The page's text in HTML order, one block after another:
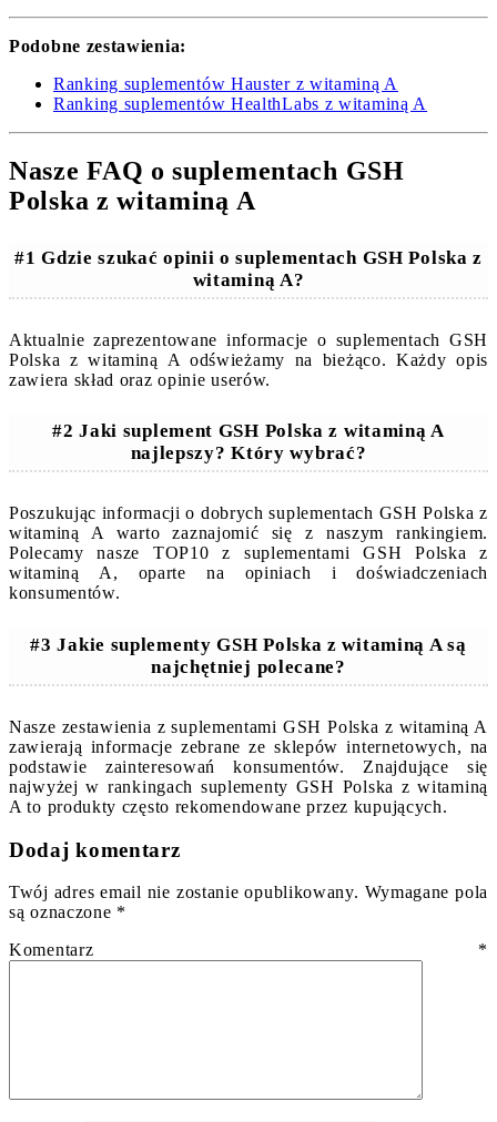
Podobne zestawienia:
Ranking suplementów Hauster z witaminą A
Ranking suplementów HealthLabs z witaminą A
Nasze FAQ o suplementach GSH
Polska z witaminą A
#1 Gdzie szukać opinii o suplementach GSH Polska z
witaminą A?
Aktualnie zaprezentowane informacje o suplementach GSH
Polska z witaminą A odświeżamy na bieżąco. Każdy opis
zawiera skład oraz opinie userów.
#2 Jaki suplement GSH Polska z witaminą A
najlepszy? Który wybrać?
Poszukując informacji o dobrych suplementach GSH Polska z
witaminą A warto zaznajomić się z naszym rankingiem.
Polecamy nasze TOP10 z suplementami GSH Polska z
witaminą A, oparte na opiniach i doświadczeniach
konsumentów.
#3 Jakie suplementy GSH Polska z witaminą A są
najchętniej polecane?
Nasze zestawienia z suplementami GSH Polska z witaminą A
zawierają informacje zebrane ze sklepów internetowych, na
podstawie zainteresowań konsumentów. Znajdujące się
najwyżej w rankingach suplementy GSH Polska z witaminą
A to produkty często rekomendowane przez kupujących.
Dodaj komentarz
Twój adres email nie zostanie opublikowany. Wymagane pola
są oznaczone *
Komentarz *